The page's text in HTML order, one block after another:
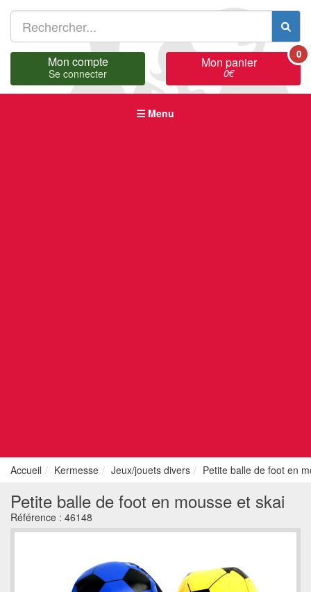
Mon compte
Se connecter
Mon panier
0€
0
Menu
Accueil Kermesse Jeux/jouets divers Petite balle de foot en
Petite balle de foot en mousse et skai
Référence : 46148